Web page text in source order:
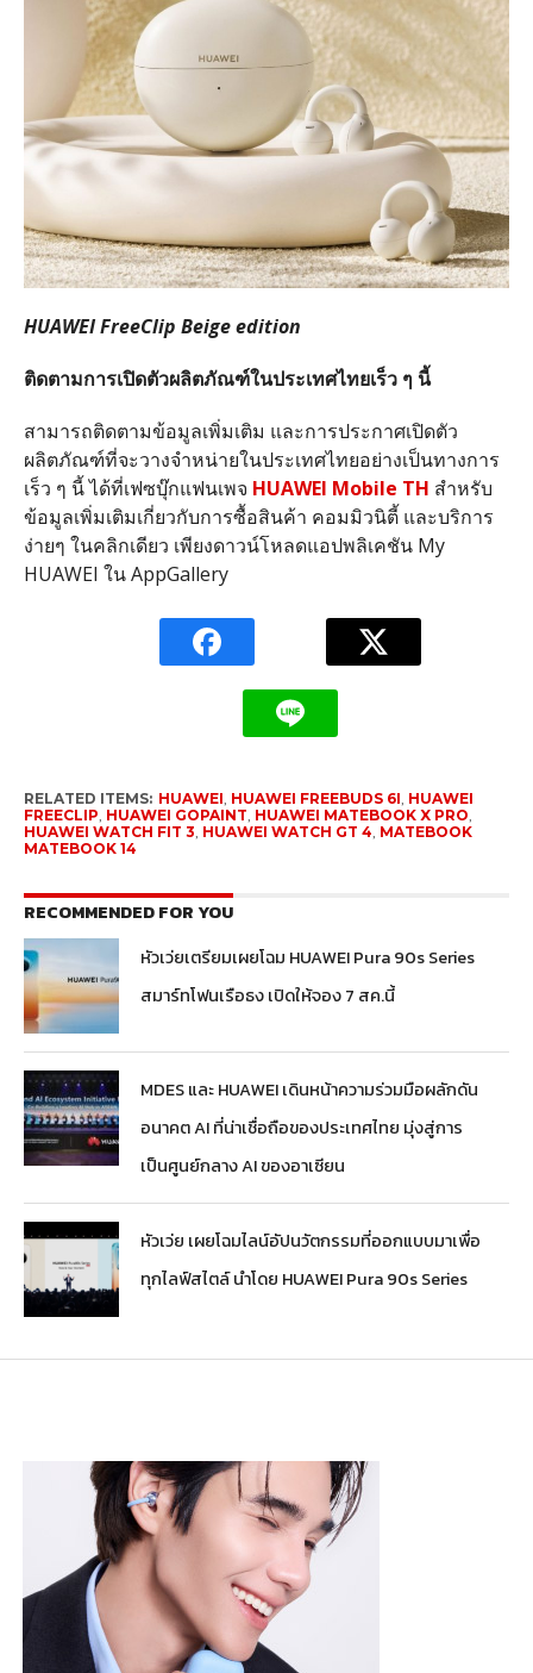
HUAWEI FreeClip Beige edition
ติดตามการเปิดตัวผลิตภัณฑ์ในประเทศไทยเร็ว ๆ นี้
สามารถติดตามข้อมูลเพิ่มเติม และการประกาศเปิดตัว
ผลิตภัณฑ์ที่จะวางจำหน่ายในประเทศไทยอย่างเป็นทางการ
เร็ว ๆ นี้ ได้ที่เฟซบุ๊กแฟนเพจ HUAWEI Mobile TH สำหรับ
ข้อมูลเพิ่มเติมเกี่ยวกับการซื้อสินค้า คอมมิวนิตี้ และบริการ
ง่ายๆ ในคลิกเดียว เพียงดาวน์โหลดแอปพลิเคชันMy
HUAWEI ในAppGallery
RELATED ITEMS: HUAWEI, HUAWEI FREEBUDS 6I, HUAWEI
FREECLIP, HUAWEI GOPAINT, HUAWEI MATEBOOK X PRO,
HUAWEI WATCH FIT 3, HUAWEI WATCH GT 4, MATEBOOK
MATEBOOK 14
RECOMMENDED FOR YOU
หัวเว่ยเตรียมเผยโฉม HUAWEI Pura 90s Series
สมาร์ทโฟนเรือธง เปิดให้จอง 7 สค.นี้
MDES และ HUAWEI เดินหน้าความร่วมมือผลักดัน
อนาคต AI ที่น่าเชื่อถือของประเทศไทย มุ่งสู่การ
เป็นศูนย์กลาง AI ของอาเซียน
หัวเว่ย เผยโฉมไลน์อัปนวัตกรรมที่ออกแบบมาเพื่อ
ทุกไลฟ์สไตล์ นำโดย HUAWEI Pura 90s Series